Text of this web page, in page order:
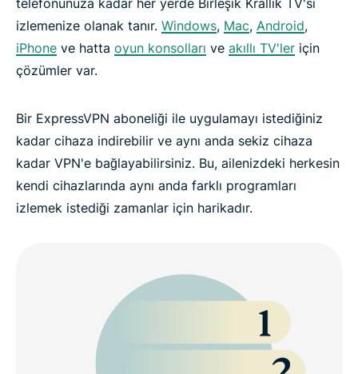
telefonunuza kadar her yerde Birleşik Krallık TV'si
izlemenize olanak tanır. Windows, Mac, Android,
iPhone ve hatta oyun konsolları ve akıllı TV'ler için
çözümler var.
Bir ExpressVPN aboneliği ile uygulamayı istediğiniz
kadar cihaza indirebilir ve aynı anda sekiz cihaza
kadar VPN'e bağlayabilirsiniz. Bu, ailenizdeki herkesin
kendi cihazlarında aynı anda farklı programları
izlemek istediği zamanlar için harikadır.